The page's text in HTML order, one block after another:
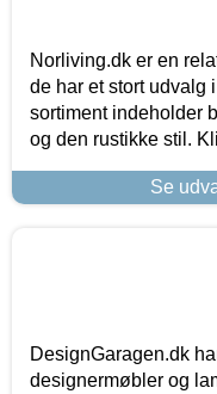
Norliving.dk er en
de har et stort udvalg
sortiment indeholder
og den rustikke stil.
Se
DesignGaragen.dk
designermøbler og